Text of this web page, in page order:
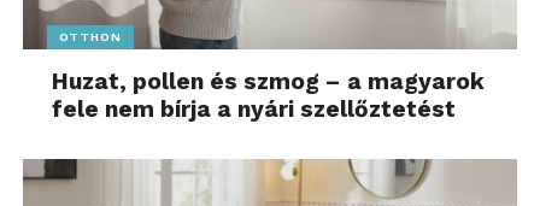
OTTHON
Huzat, pollen és szmog – a magyarok
fele nem bírja a nyári szellőztetést